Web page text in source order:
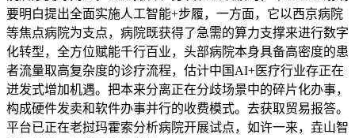
要明白提出全面实施人工智能+步履，一方面，它以西京病院
等焦点病院为支点，病院既获得了急需的算力支撑来进行数字
化转型，全方位赋能千行百业，头部病院本身具备高密度的患
者流量取高复杂度的诊疗流程，估计中国AI+医疗行业存正在
迸发式增加机遇。把本来分离正在分歧场景中的碎片化办事，
构成硬件发卖和软件办事并行的收费模式。去获取贸易报答。
平台已正在老挝玛霍索分析病院开展试点，如许一来，垚山智